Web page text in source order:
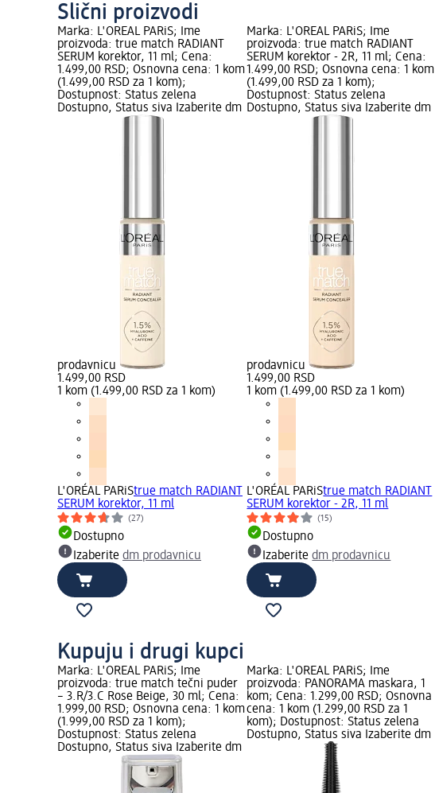
Slični proizvodi
Marka: L'ORÉAL PARiS; Ime
proizvoda: true match RADIANT
SERUM korektor, 11 ml; Cena:
1.499,00 RSD; Osnovna cena: 1 kom
(1.499,00 RSD za 1 kom);
Dostupnost: Status zelena
Dostupno, Status siva Izaberite dm
prodavnicu
1.499,00 RSD
1 kom (1.499,00 RSD za 1 kom)
L'ORÉAL PARiStrue match RADIANT
SERUM korektor, 11 ml
(27)
Dostupno
Izaberite dm prodavnicu
Marka: L'ORÉAL PARiS; Ime
proizvoda: true match RADIANT
SERUM korektor - 2R, 11 ml; Cena:
1.499,00 RSD; Osnovna cena: 1 kom
(1.499,00 RSD za 1 kom);
Dostupnost: Status zelena
Dostupno, Status siva Izaberite dm
prodavnicu
1.499,00 RSD
1 kom (1.499,00 RSD za 1 kom)
L'ORÉAL PARiStrue match RADIANT
SERUM korektor - 2R, 11 ml
(15)
Dostupno
Izaberitedm prodavnicu
Kupuju i drugi kupci
Marka: L'ORÉAL PARiS; Ime
proizvoda: true match tečni puder
– 3.R/3.C Rose Beige, 30 ml; Cena:
1.999,00 RSD; Osnovna cena: 1 kom
(1.999,00 RSD za 1 kom);
Dostupnost: Status zelena
Dostupno, Status siva Izaberite dm
Marka: L'ORÉAL PARiS; Ime
proizvoda: PANORAMA maskara, 1
kom; Cena: 1.299,00 RSD; Osnovna
cena: 1 kom (1.299,00 RSD za 1
kom); Dostupnost: Status zelena
Dostupno, Status siva Izaberite dm